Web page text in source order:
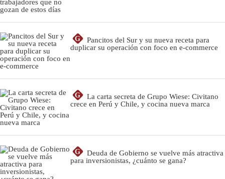
G
Pancitos del Sur y su nueva receta para
duplicar su operación con foco en e-commerce
G
La carta secreta de Grupo Wiese: Civitano
crece en Perú y Chile, y cocina nueva marca
G
Deuda de Gobierno se vuelve más atractiva
para inversionistas, ¿cuánto se gana?